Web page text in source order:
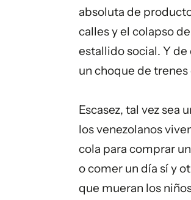
absoluta de
calles y el colapso
estallido social. Y
un choque de
Escasez, tal vez sea
los venezolanos
cola para comprar
o comer un día sí y
que mueran los